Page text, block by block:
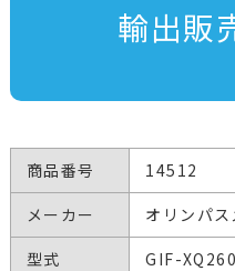
輸出販
商品番号
14512
メーカー
オリンパ
型式
GIF-XQ260